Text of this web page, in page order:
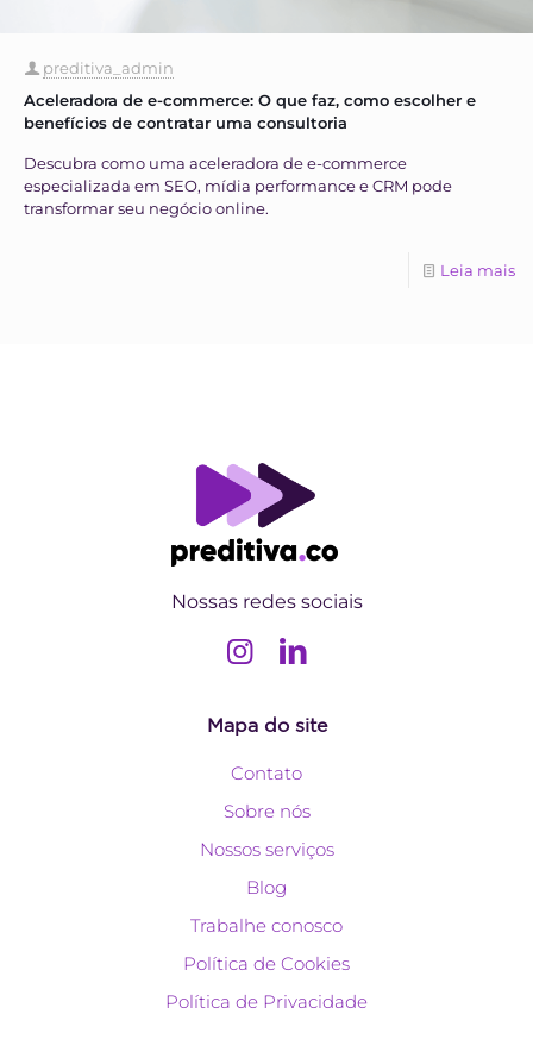
preditiva_admin
Aceleradora de e-commerce: O que faz, como escolher e
benefícios de contratar uma consultoria
Descubra como uma aceleradora de e-commerce
especializada em SEO, mídia performance e CRM pode
transformar seu negócio online.
Leia mais
Nossas redes sociais
Mapa do site
Contato
Sobre nós
Nossos serviços
Blog
Trabalhe conosco
Política de Cookies
Política de Privacidade